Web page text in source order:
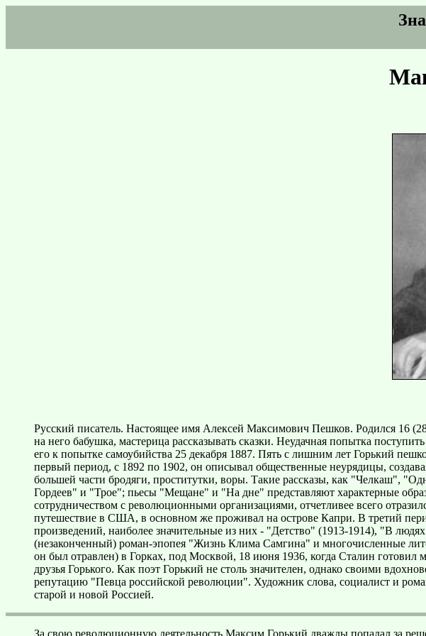
Русский писатель. Настоящее имя Алексей Максимович Пешков. Родился 16
на него бабушка, мастерица рассказывать сказки. Неудачная попытка
его к попытке самоубийства 25 декабря 1887. Пять с лишним лет Горький
первый период, с 1892 по 1902, он описывал общественные неурядицы,
большей части бродяги, проститутки, воры. Такие рассказы, как
Гордеев" и "Трое"; пьесы "Мещане" и "На дне" представляют характерные
сотрудничеством с революционными организациями, отчетливее всего
путешествие в США, в основном же проживал на острове Капри. В третий
произведений, наиболее значительные из них - "Детство" (1913-1914), "В
(незаконченный) роман-эпопея "Жизнь Клима Самгина" и многочисленные
он был отравлен) в Горках, под Москвой, 18 июня 1936, когда Сталин
друзья Горького. Как поэт Горький не столь значителен, однако своими
репутацию "Певца российской революции". Художник слова, социалист и
старой и новой Россией.